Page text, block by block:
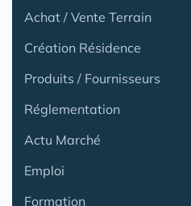
Achat / Vente Terrain
Création Résidence
Produits / Fournisseurs
Réglementation
Actu Marché
Emploi
Formation